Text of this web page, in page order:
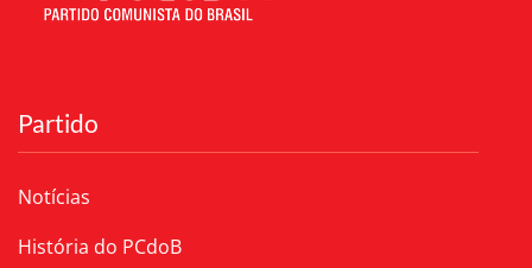
Partido
Notícias
História do PCdoB